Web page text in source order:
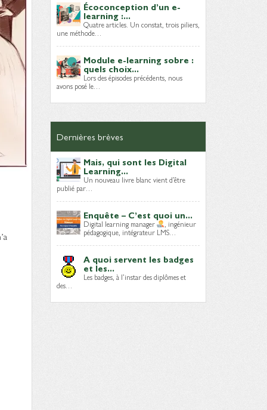
Écoconception d’un e-
learning :...
Quatre articles. Un constat, trois piliers,
une méthode…
Module e-learning sobre :
quels choix...
Lors des épisodes précédents, nous
avons posé le…
Dernières brèves
Mais, qui sont les Digital
Learning...
Un nouveau livre blanc vient d’être
publié par…
Enquête – C’est quoi un...
Digital learning manager , ingénieur
pédagogique, intégrateur LMS…
A quoi servent les badges
et les...
Les badges, à l’instar des diplômes et
des…